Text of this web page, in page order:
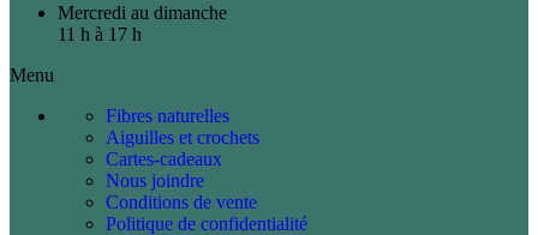
Mercredi au dimanche
11 h à 17 h
Menu
Fibres naturelles
Aiguilles et crochets
Cartes-cadeaux
Nous joindre
Conditions de vente
Politique de confidentialité